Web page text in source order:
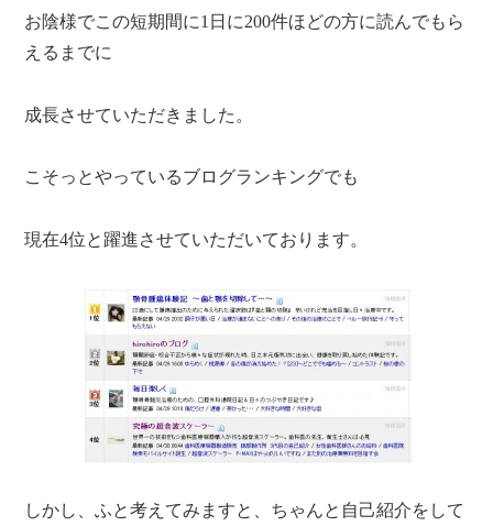
お陰様でこの短期間に1日に200件ほどの方に読んでもら
えるまでに
成長させていただきました。
こそっとやっているブログランキングでも
現在4位と躍進させていただいております。
しかし、ふと考えてみますと、ちゃんと自己紹介をして